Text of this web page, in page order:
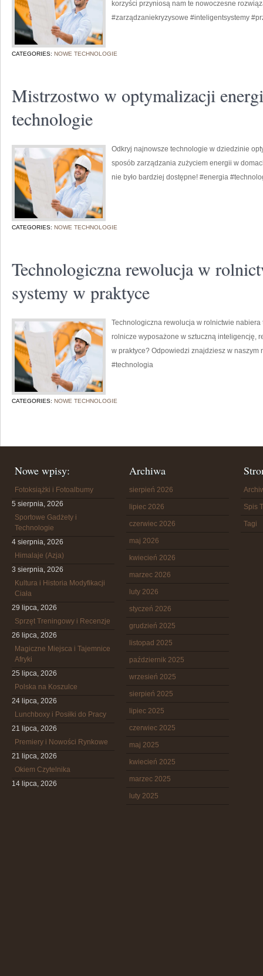
korzyści przyniosą nam te nowoczesne
#zarządzaniekryzysowe #inteligentsystemy
CATEGORIES: NOWE TECHNOLOGIE
Mistrzostwo w optymalizacji
technologie
Odkryj najnowsze technologie w dziedzinie
sposób zarządzania zużyciem energii w
nie było bardziej dostępne! #energia
CATEGORIES: NOWE TECHNOLOGIE
Technologiczna rewolucja w
systemy w praktyce
Technologiczna rewolucja w rolnictwie
rolnicze wyposażone w sztuczną inteligencję,
w praktyce? Odpowiedzi znajdziesz w naszym
#technologia
CATEGORIES: NOWE TECHNOLOGIE
Nowe wpisy:
Fotoksiążki i Fotoalbumy
5 sierpnia, 2026
Sportowe Gadżety i
Technologie
4 sierpnia, 2026
Himalaje (Azja)
3 sierpnia, 2026
Kultura i Historia Modyfikacji
Ciała
29 lipca, 2026
Sprzęt Treningowy i Recenzje
26 lipca, 2026
Magiczne Miejsca i Tajemnice
Afryki
25 lipca, 2026
Polska na Koszulce
24 lipca, 2026
Lunchboxy i Posiłki do Pracy
21 lipca, 2026
Premiery i Nowości Rynkowe
21 lipca, 2026
Okiem Czytelnika
14 lipca, 2026
Archiwa
sierpień 2026
lipiec 2026
czerwiec 2026
maj 2026
kwiecień 2026
marzec 2026
luty 2026
styczeń 2026
grudzień 2025
listopad 2025
październik 2025
wrzesień 2025
sierpień 2025
lipiec 2025
czerwiec 2025
maj 2025
kwiecień 2025
marzec 2025
luty 2025
Spis
Tagi